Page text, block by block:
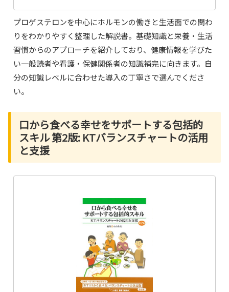
プロゲステロンを中心にホルモンの働きと生活面での関わ
りをわかりやすく整理した解説書。基礎知識と栄養・生活
習慣からのアプローチを紹介しており、健康情報を学びた
い一般読者や看護・保健関係者の知識補完に向きます。自
分の知識レベルに合わせた導入の丁寧さで選んでくださ
い。
口から食べる幸せをサポートする包括的
スキル 第2版: KTバランスチャートの活用
と支援